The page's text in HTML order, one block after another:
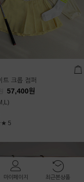
트 크롭 점퍼
57,400원
5
마이페이지
최근본상품